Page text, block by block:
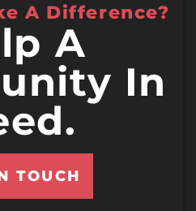
A Difference?
A
In
TOUCH